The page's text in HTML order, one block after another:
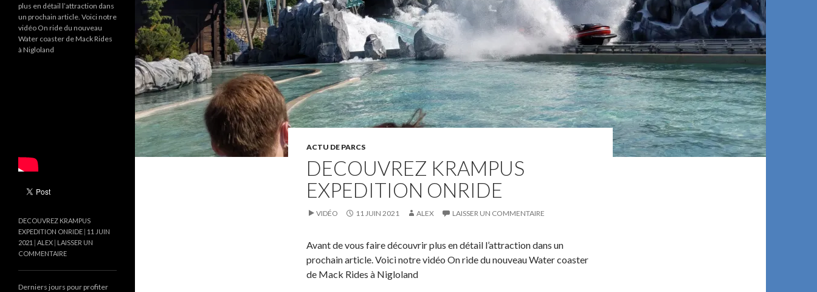
ACTU DE PARCS
DECOUVREZ KRAMPUS
EXPEDITION ONRIDE
VIDÉO 11 JUIN 2021 ALEX LAISSER UN COMMENTAIRE
Avant de vous faire découvrir plus en détail l’attraction dans un
prochain article. Voici notre vidéo On ride du nouveau Water coaster
de Mack Rides à Nigloland
plus en détail l’attraction dans
un prochain article. Voici notre
vidéo On ride du nouveau
Water coaster de Mack Rides
à Nigloland
DECOUVREZ KRAMPUS
EXPEDITION ONRIDE
11 JUIN
2021
ALEX
LAISSER UN
COMMENTAIRE
Derniers jours pour profiter